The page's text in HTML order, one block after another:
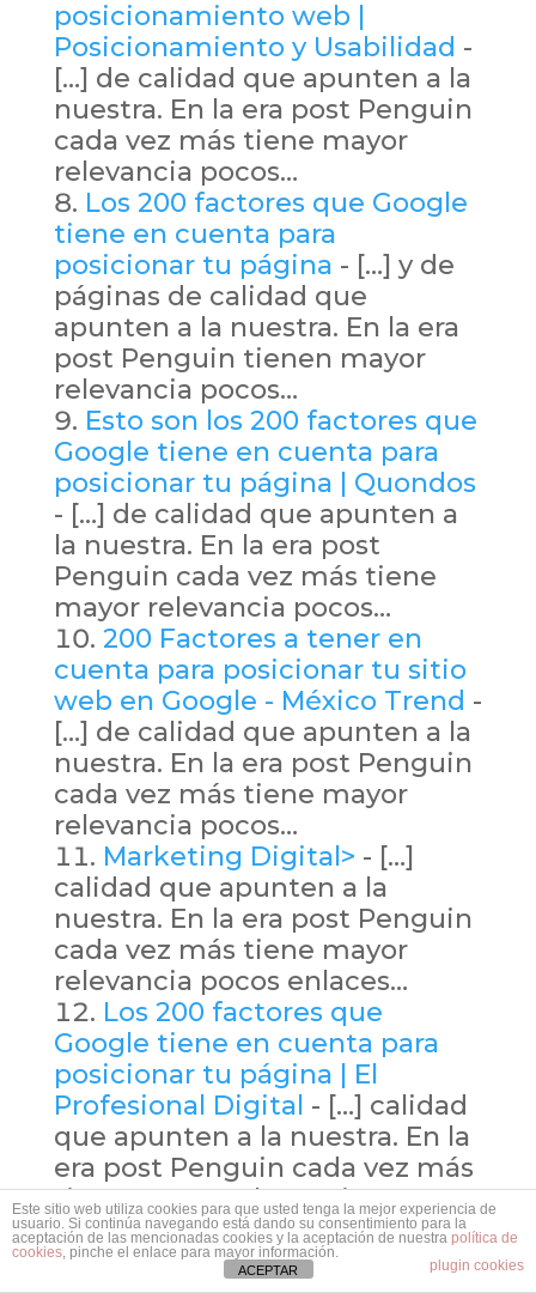
posicionamiento web |
Posicionamiento y Usabilidad -
[…] de calidad que apunten a la
nuestra. En la era post Penguin
cada vez más tiene mayor
relevancia pocos…
Los 200 factores que Google
tiene en cuenta para
posicionar tu página - […] y de
páginas de calidad que
apunten a la nuestra. En la era
post Penguin tienen mayor
relevancia pocos…
Esto son los 200 factores que
Google tiene en cuenta para
posicionar tu página | Quondos
- […] de calidad que apunten a
la nuestra. En la era post
Penguin cada vez más tiene
mayor relevancia pocos…
200 Factores a tener en
cuenta para posicionar tu sitio
web en Google - México Trend -
[…] de calidad que apunten a la
nuestra. En la era post Penguin
cada vez más tiene mayor
relevancia pocos…
Marketing Digital> - […]
calidad que apunten a la
nuestra. En la era post Penguin
cada vez más tiene mayor
relevancia pocos enlaces…
Los 200 factores que
Google tiene en cuenta para
posicionar tu página | El
Profesional Digital - […] calidad
que apunten a la nuestra. En la
era post Penguin cada vez más
tiene mayor relevancia pocos
enlaces pero…
201 consejos para mejorar
Este sitio web utiliza cookies para que usted tenga la mejor experiencia de
usuario. Si continúa navegando está dando su consentimiento para la
aceptación de las mencionadas cookies y la aceptación de nuestra política de
cookies, pinche el enlace para mayor información.
plugin cookies
ACEPTAR